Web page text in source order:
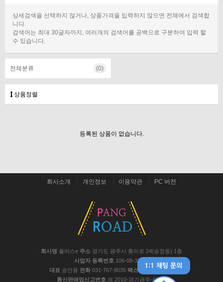
상세검색을 선택하지 않거나, 상품가격을 입력하지 않으면 전체에서 검색합
니다.
검색어는 최대 30글자까지, 여러개의 검색어를 공백으로 구분하여 입력 할
수 있습니다.
전체분류 (0)
상품정렬
등록된 상품이 없습니다.
회사소개 개인정보 이용약관 PC 버전
회사명 플러스e 주소 경기도 광주시 통미로 24(송정동) 1층
사업자 등록번호 106-08-37441
대표 송안용 전화 031-767-8035 팩스 031-767-8048
통신판매업신고번호 제 2010-경기광주-467호